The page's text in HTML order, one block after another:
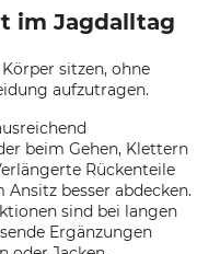
im Jagdalltag
sitzen, ohne
aufzutragen.
beim Gehen, Klettern
Rückenteile
besser abdecken.
sind bei langen
Ergänzungen